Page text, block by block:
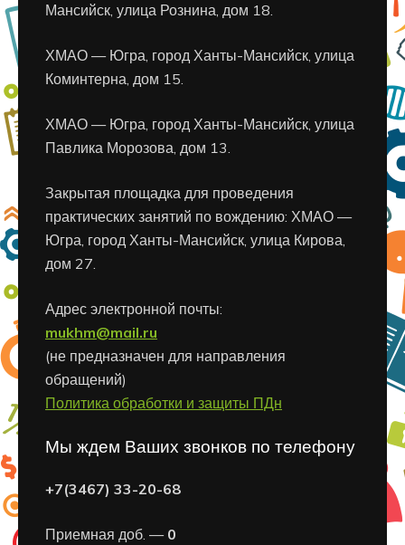
Мансийск, улица Рознина, дом 18.
ХМАО — Югра, город Ханты-Мансийск, улица
Коминтерна, дом 15.
ХМАО — Югра, город Ханты-Мансийск, улица
Павлика Морозова, дом 13.
Закрытая площадка для проведения
практических занятий по вождению: ХМАО —
Югра, город Ханты-Мансийск, улица Кирова,
дом 27.
Адрес электронной почты:
mukhm@mail.ru
(не предназначен для направления
обращений)
Политика обработки и защиты ПДн
Мы ждем Ваших звонков по телефону
+7(3467) 33-20-68
Приемная доб. — 0